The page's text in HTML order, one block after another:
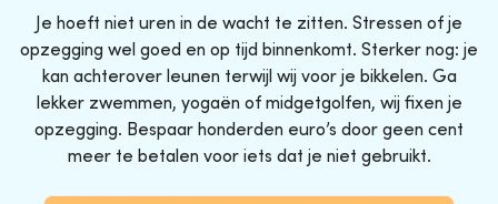
Je hoeft niet uren in de wacht te zitten. Stressen of je
opzegging wel goed en op tijd binnenkomt. Sterker nog: je
kan achterover leunen terwijl wij voor je bikkelen. Ga
lekker zwemmen, yogaën of midgetgolfen, wij fixen je
opzegging. Bespaar honderden euro’s door geen cent
meer te betalen voor iets dat je niet gebruikt.